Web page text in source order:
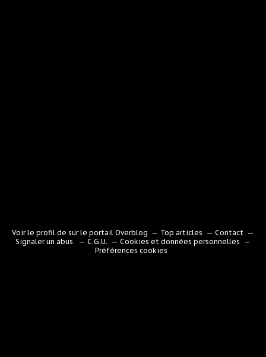
Voir le profil de sur le portail Overblog Top articles
Contact
Signaler un abus
C.G.U.
Cookies et données personnelles
Préférences cookies